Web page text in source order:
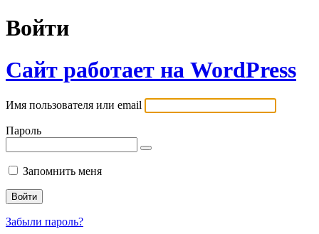
Войти
Сайт работает на WordPress
Имя пользователя или email
Пароль
Запомнить меня
Забыли пароль?